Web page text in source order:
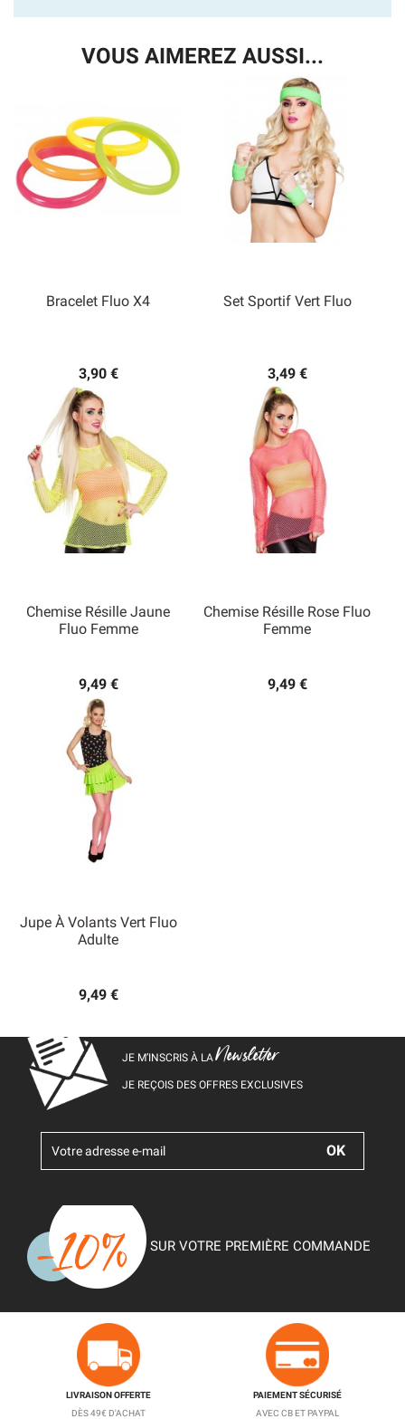
VOUS AIMEREZ AUSSI...
Bracelet Fluo X4
3,90 €
Set Sportif Vert Fluo
3,49 €
Chemise Résille Jaune
Fluo Femme
9,49 €
Chemise Résille Rose Fluo
Femme
9,49 €
Jupe À Volants Vert Fluo
Adulte
9,49 €
JE M’INSCRIS À LANewsletter
JE REÇOIS DES OFFRES EXCLUSIVES
SUR VOTRE PREMIÈRE COMMANDE
LIVRAISON OFFERTE
DÈS 49€ D'ACHAT
PAIEMENT SÉCURISÉ
AVEC CB ET PAYPAL